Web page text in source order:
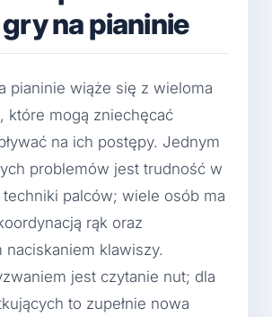
na pianinie
pianinie wiąże się z wieloma
które mogą zniechęcać
na ich postępy. Jednym
problemów jest trudność w
palców; wiele osób ma
rąk oraz
naciskaniem klawiszy.
jest czytanie nut; dla
to zupełnie nowa